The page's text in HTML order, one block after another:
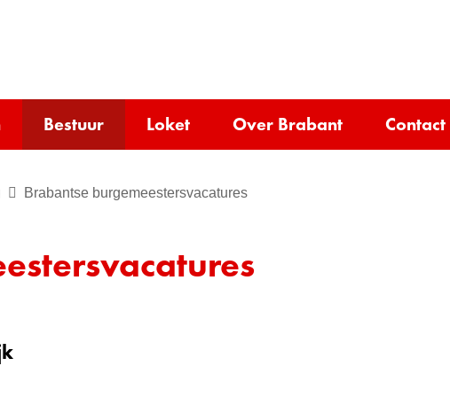
inhoud
Bestuur Loket Over Brabant Contact
Brabantse burgemeestersvacatures